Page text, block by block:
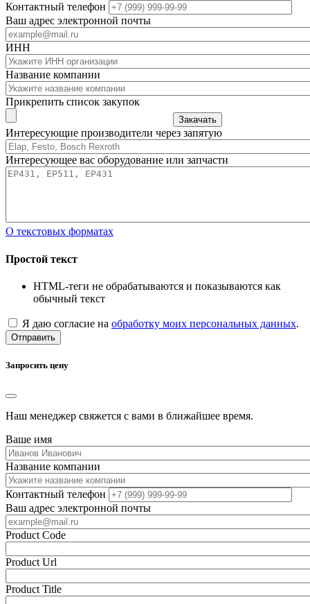
Контактный телефон
Ваш адрес электронной почты
ИНН
Название компании
Прикрепить список закупок
Закачать
Интересующие производители через запятую
Интересующее вас оборудование или запчасти
О текстовых форматах
Простой текст
HTML-теги не обрабатываются и показываются как
обычный текст
Я даю согласие на обработку моих персональных данных.
Отправить
Запросить цену
Наш менеджер свяжется с вами в ближайшее время.
Ваше имя
Название компании
Контактный телефон
Ваш адрес электронной почты
Product Code
Product Url
Product Title